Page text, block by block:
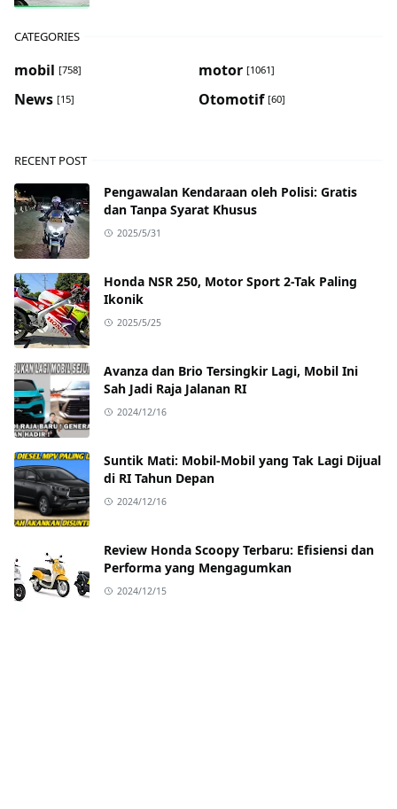
CATEGORIES
mobil [758] motor [1061]
News [15] Otomotif [60]
RECENT POST
Pengawalan Kendaraan oleh Polisi: Gratis
dan Tanpa Syarat Khusus
2025/5/31
Honda NSR 250, Motor Sport 2-Tak Paling
Ikonik
2025/5/25
Avanza dan Brio Tersingkir Lagi, Mobil Ini
Sah Jadi Raja Jalanan RI
2024/12/16
Suntik Mati: Mobil-Mobil yang Tak Lagi Dijual
di RI Tahun Depan
2024/12/16
Review Honda Scoopy Terbaru: Efisiensi dan
Performa yang Mengagumkan
2024/12/15